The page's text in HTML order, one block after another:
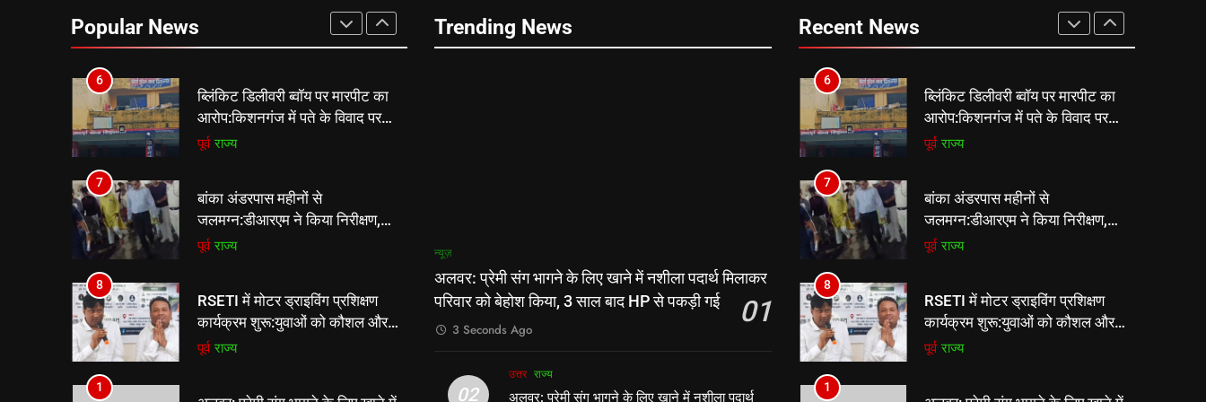
Popular News कार्यक्रम शुरू:युवाओं को कौशल और
स्वरोजगार से जोड़ने की पहल
6
ब्लिंकिट डिलीवरी ब्वॉय पर मारपीट का
आरोप:किशनगंज में पते के विवाद पर
युवक को रॉड से पीटा, FIR दर्ज
पूर्व राज्य
7
बांका अंडरपास महीनों से
जलमग्न:डीआरएम ने किया निरीक्षण,
ग्रामीण बोले-पैदल यात्रियों और बाइक
पूर्व राज्य
8
RSETI में मोटर ड्राइविंग प्रशिक्षण
कार्यक्रम शुरू:युवाओं को कौशल और
स्वरोजगार से जोड़ने की पहल
पूर्व राज्य
1
Trending News
न्यूज़
अलवर: प्रेमी संग भागने के लिए खाने में नशीला पदार्थ मिलाकर
परिवार को बेहोश किया, 3 साल बाद HP से पकड़ी गई
01
3 Seconds Ago
02
उत्तर राज्य
अलवर: प्रेमी संग भागने के लिए खाने में नशीला पदार्थ
Recent News
कार्यक्रम शुरू:युवाओं को कौशल और
स्वरोजगार से जोड़ने की पहल
6
ब्लिंकिट डिलीवरी ब्वॉय पर मारपीट का
आरोप:किशनगंज में पते के विवाद पर
युवक को रॉड से पीटा, FIR दर्ज
पूर्व राज्य
7
बांका अंडरपास महीनों से
जलमग्न:डीआरएम ने किया निरीक्षण,
ग्रामीण बोले-पैदल यात्रियों और बाइक
पूर्व राज्य
8
RSETI में मोटर ड्राइविंग प्रशिक्षण
कार्यक्रम शुरू:युवाओं को कौशल और
स्वरोजगार से जोड़ने की पहल
पूर्व राज्य
1